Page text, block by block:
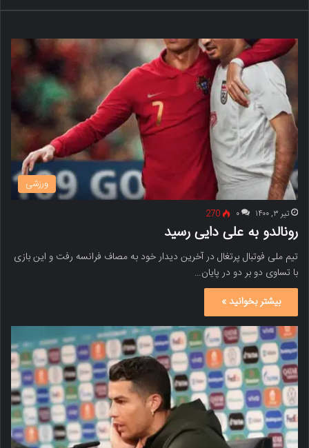
ورزشی
تیر ۳, ۱۴۰۰ ۰ 270
رونالدو به علی دایی رسید
تیم ملی فوتبال پرتغال در آخرین دیدار خود به مصاف فرانسه رفت و این بازی
با تساوی دو بر دو در پایان…
بیشتر بخوانید »